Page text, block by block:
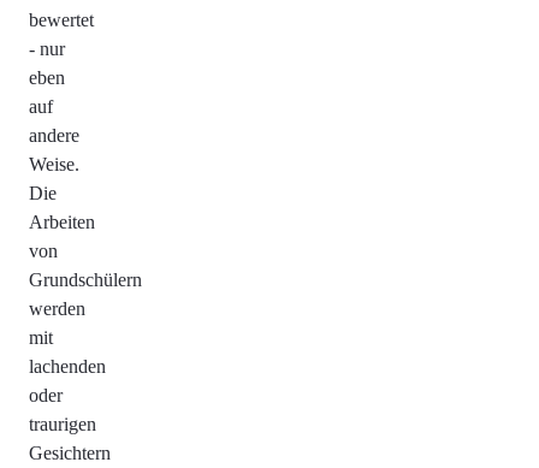
bewertet
- nur
eben
auf
andere
Weise.
Die
Arbeiten
von
Grundschülern
werden
mit
lachenden
oder
traurigen
Gesichtern